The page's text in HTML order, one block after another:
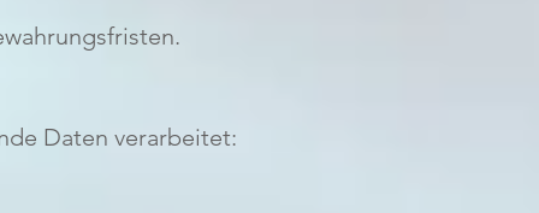
Daten verarbeitet: